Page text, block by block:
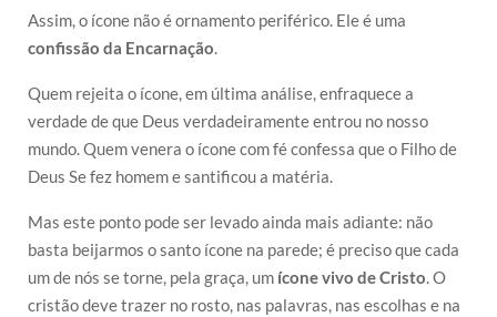
Assim, o ícone não é ornamento periférico. Ele é uma
confissão da Encarnação.
Quem rejeita o ícone, em última análise, enfraquece a
verdade de que Deus verdadeiramente entrou no nosso
mundo. Quem venera o ícone com fé confessa que o Filho de
Deus Se fez homem e santificou a matéria.
Mas este ponto pode ser levado ainda mais adiante: não
basta beijarmos o santo ícone na parede; é preciso que cada
um de nós se torne, pela graça, um ícone vivo de Cristo. O
cristão deve trazer no rosto, nas palavras, nas escolhas e na